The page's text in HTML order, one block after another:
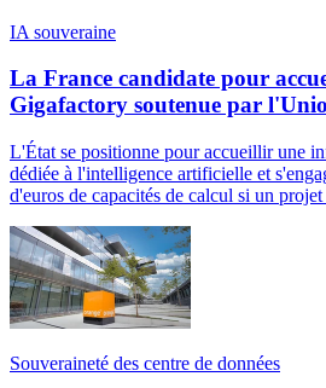
IA souveraine
La France candidate pour
Gigafactory soutenue par
L'État se positionne pour accueillir une
dédiée à l'intelligence artificielle et
d'euros de capacités de calcul si un
Souveraineté des centre de données